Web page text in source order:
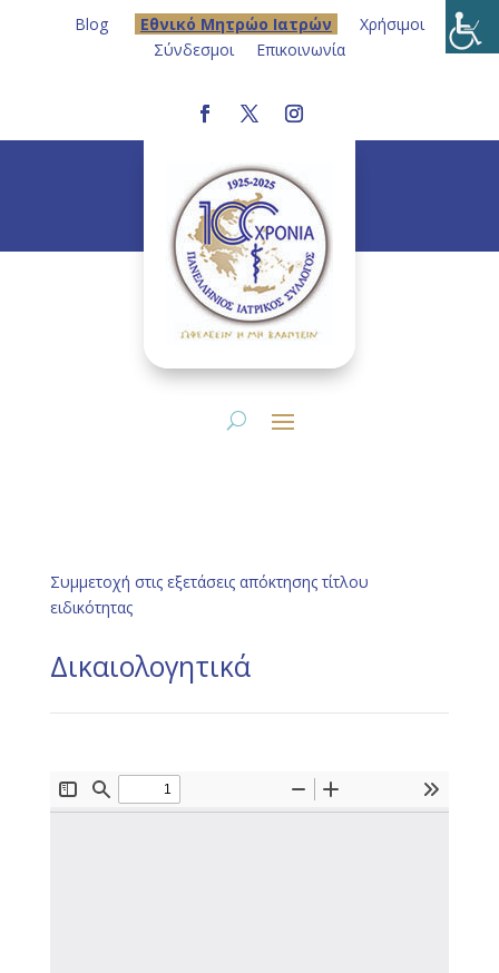
Blog Eθνικό Μητρώο Ιατρών
Χρήσιμοι
Σύνδεσμοι
Επικοινωνία
Συμμετοχή στις εξετάσεις απόκτησης τίτλου
ειδικότητας
Δικαιολογητικά